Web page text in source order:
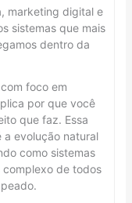
marketing digital e
sistemas que mais
dentro da
foco em
por que você
que faz. Essa
a evolução natural
como sistemas
de todos